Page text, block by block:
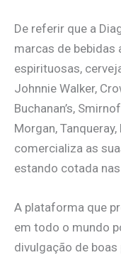
De referir que a
marcas de bebidas
espirituosas,
Johnnie Walker,
Buchanan’s,
Morgan,
comercializa as
estando cotada
A plataforma que
em todo o mundo
divulgação de